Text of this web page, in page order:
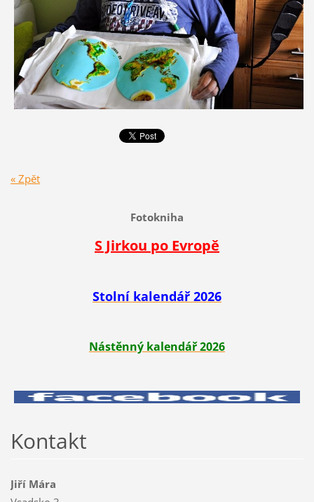
« Zpět
Fotokniha
S Jirkou po Evropě
Stolní kalendář 2026
Nástěnný kalendář 2026
Kontakt
Jiří Mára